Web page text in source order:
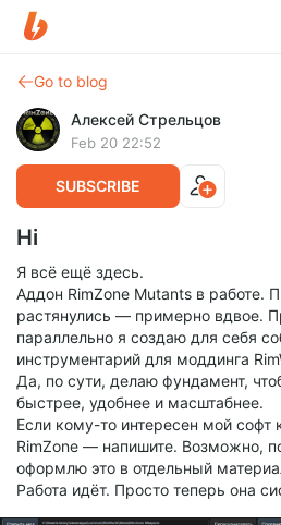
Go to blog
Алексей Стрельцов
Feb 20 22:52
SUBSCRIBE
Hi
Я всё ещё здесь.
Аддон RimZone Mutants в работе.
растянулись — примерно вдвое.
параллельно я создаю для себя
инструментарий для моддинга
Да, по сути, делаю фундамент,
быстрее, удобнее и масштабнее.
Если кому-то интересен мой софт
RimZone — напишите. Возможно,
оформлю это в отдельный
Работа идёт. Просто теперь она